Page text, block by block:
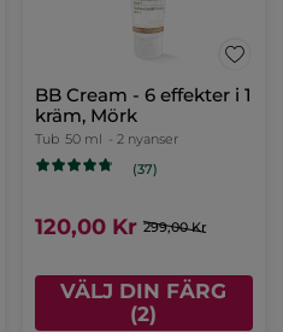
BB Cream - 6 effekter i 1
kräm, Mörk
Tub 50 ml - 2 nyanser
(37)
120,00 Kr 299,00 Kr
VÄLJ DIN FÄRG
(2)